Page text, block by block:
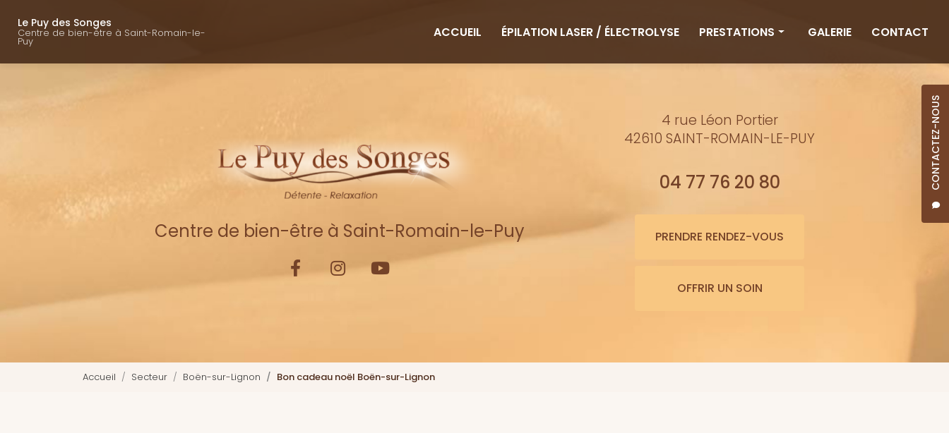
contenu
Le Puy des Songes
Centre de bien-être à Saint-Romain-le-
Puy
CONTACTEZ-NOUS
ACCUEIL
ÉPILATION LASER / ÉLECTROLYSE PRESTATIONS
Minceur
Bienfaits de l'eau
GALERIE CONTACT
Centre de bien-être à Saint-Romain-le-Puy
4 rue Léon Portier
42610 SAINT-ROMAIN-LE-PUY
04 77 76 20 80
PRENDRE RENDEZ-VOUS
OFFRIR UN SOIN
Accueil Secteur Boën-sur-Lignon Bon cadeau noël Boën-sur-Lignon